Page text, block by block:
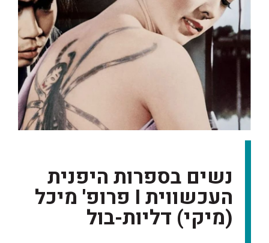
נשים בספרות היפנית
העכשווית I פרופ' מיכל
(מיקי) דליות-בול